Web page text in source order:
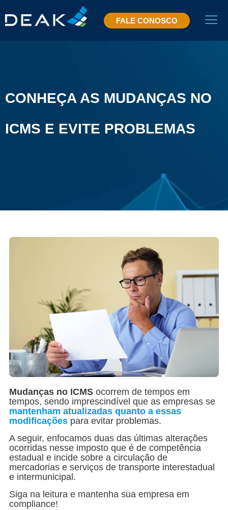
FALE CONOSCO
CONHEÇA AS MUDANÇAS NO
ICMS E EVITE PROBLEMAS
Mudanças no ICMS ocorrem de tempos em
tempos, sendo imprescindível que as empresas se
mantenham atualizadas quanto a essas
modificações para evitar problemas.
A seguir, enfocamos duas das últimas alterações
ocorridas nesse imposto que é de competência
estadual e incide sobre a circulação de
mercadorias e serviços de transporte interestadual
e intermunicipal.
Siga na leitura e mantenha sua empresa em
compliance!